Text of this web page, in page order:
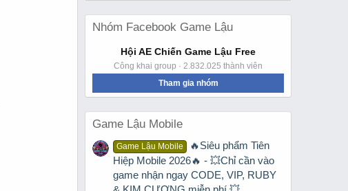
Nhóm Facebook Game Lậu
Hội AE Chiến Game Lậu Free
Công khai group · 2.832.025 thành viên
Tham gia nhóm
Game Lậu Mobile
Game Lậu Mobile
🔥Siêu phẩm Tiên
Hiệp Mobile 2026🔥 - 💥Chỉ cần vào
game nhận ngay CODE, VIP, RUBY